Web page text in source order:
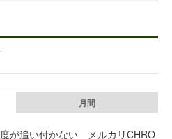
月間
が追い付かない メルカリCHRO